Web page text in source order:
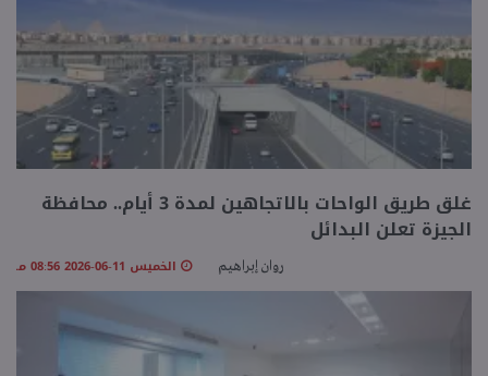
غلق طريق الواحات بالاتجاهين لمدة 3 أيام.. محافظة
الجيزة تعلن البدائل
روان إبراهيم الخميس 11-06-2026 08:56 مـ